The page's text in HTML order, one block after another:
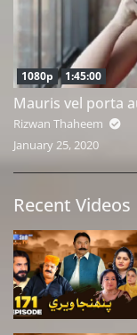
1080p 1:45:00
Mauris vel porta
Rizwan Thaheem
January 25, 2020
Recent Videos